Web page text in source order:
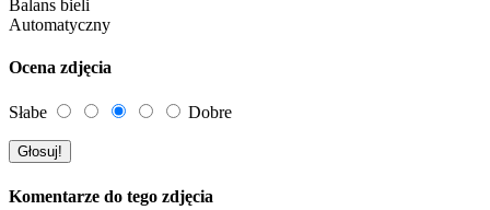
Balans bieli
Automatyczny
Ocena zdjęcia
Słabe Dobre
Komentarze do tego zdjęcia